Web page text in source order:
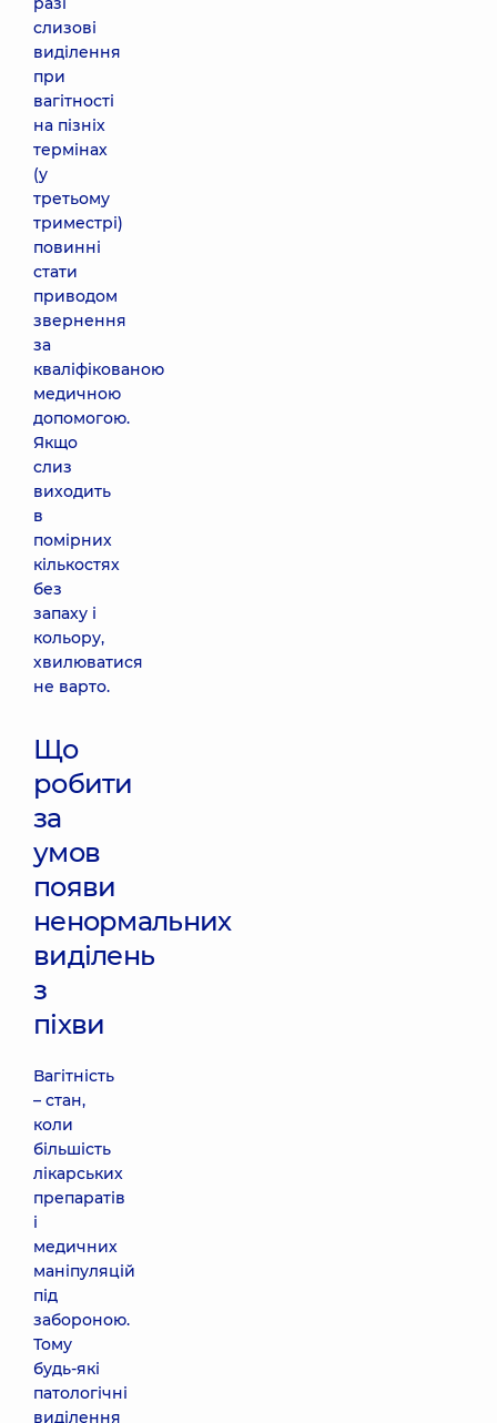
слизові
виділення
при
вагітності
на пізніх
термінах
(у
третьому
триместрі)
повинні
стати
приводом
звернення
за
кваліфікованою
медичною
допомогою.
Якщо
слиз
виходить
в
помірних
кількостях
без
запаху і
кольору,
хвилюватися
не варто.
Що
робити
за
умов
появи
ненормальних
виділень
з
піхви
Вагітність
– стан,
коли
більшість
лікарських
препаратів
і
медичних
маніпуляцій
під
забороною.
Тому
будь-які
патологічні
виділення